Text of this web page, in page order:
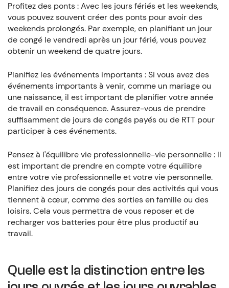
Profitez des ponts : Avec les jours fériés et les weekends,
vous pouvez souvent créer des ponts pour avoir des
weekends prolongés. Par exemple, en planifiant un jour
de congé le vendredi après un jour férié, vous pouvez
obtenir un weekend de quatre jours.
Planifiez les événements importants : Si vous avez des
événements importants à venir, comme un mariage ou
une naissance, il est important de planifier votre année
de travail en conséquence. Assurez-vous de prendre
suffisamment de jours de congés payés ou de RTT pour
participer à ces événements.
Pensez à l'équilibre vie professionnelle-vie personnelle : Il
est important de prendre en compte votre équilibre
entre votre vie professionnelle et votre vie personnelle.
Planifiez des jours de congés pour des activités qui vous
tiennent à cœur, comme des sorties en famille ou des
loisirs. Cela vous permettra de vous reposer et de
recharger vos batteries pour être plus productif au
travail.
Quelle est la distinction entre les